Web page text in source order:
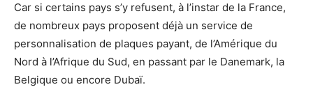
Car si certains pays s’y refusent, à l’instar de la France,
de nombreux pays proposent déjà un service de
personnalisation de plaques payant, de l’Amérique du
Nord à l’Afrique du Sud, en passant par le Danemark, la
Belgique ou encore Dubaï.